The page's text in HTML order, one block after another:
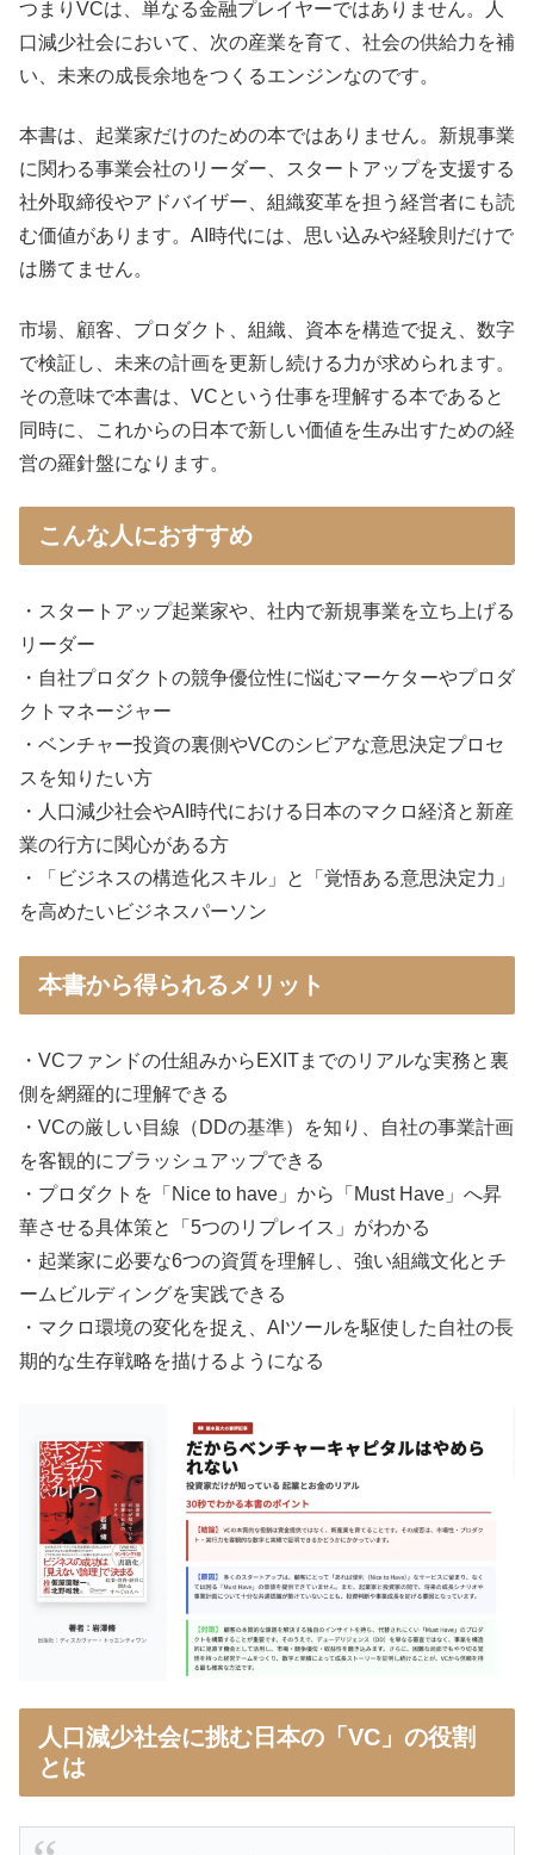
つまりVCは、単なる金融プレイヤーではありません。人
口減少社会において、次の産業を育て、社会の供給力を補
い、未来の成長余地をつくるエンジンなのです。
本書は、起業家だけのための本ではありません。新規事業
に関わる事業会社のリーダー、スタートアップを支援する
社外取締役やアドバイザー、組織変革を担う経営者にも読
む価値があります。AI時代には、思い込みや経験則だけで
は勝てません。
市場、顧客、プロダクト、組織、資本を構造で捉え、数字
で検証し、未来の計画を更新し続ける力が求められます。
その意味で本書は、VCという仕事を理解する本であると
同時に、これからの日本で新しい価値を生み出すための経
営の羅針盤になります。
こんな人におすすめ
・スタートアップ起業家や、社内で新規事業を立ち上げる
リーダー
・自社プロダクトの競争優位性に悩むマーケターやプロダ
クトマネージャー
・ベンチャー投資の裏側やVCのシビアな意思決定プロセ
スを知りたい方
・人口減少社会やAI時代における日本のマクロ経済と新産
業の行方に関心がある方
・「ビジネスの構造化スキル」と「覚悟ある意思決定力」
を高めたいビジネスパーソン
本書から得られるメリット
・VCファンドの仕組みからEXITまでのリアルな実務と裏
側を網羅的に理解できる
・VCの厳しい目線（DDの基準）を知り、自社の事業計画
を客観的にブラッシュアップできる
・プロダクトを「Nice to have」から「Must Have」へ昇
華させる具体策と「5つのリプレイス」がわかる
・起業家に必要な6つの資質を理解し、強い組織文化とチ
ームビルディングを実践できる
・マクロ環境の変化を捉え、AIツールを駆使した自社の長
期的な生存戦略を描けるようになる
人口減少社会に挑む日本の「VC」の役割
とは